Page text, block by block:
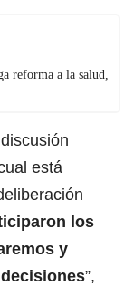
reforma a la salud,
está
los
y
”,